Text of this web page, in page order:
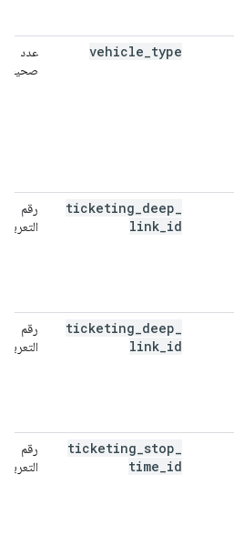
vehicle type
عدد
صحيح
ticketing deep
link id
رقم
التعريف
ticketing deep
link id
رقم
التعريف
ticketing stop
time id
رقم
التعريف